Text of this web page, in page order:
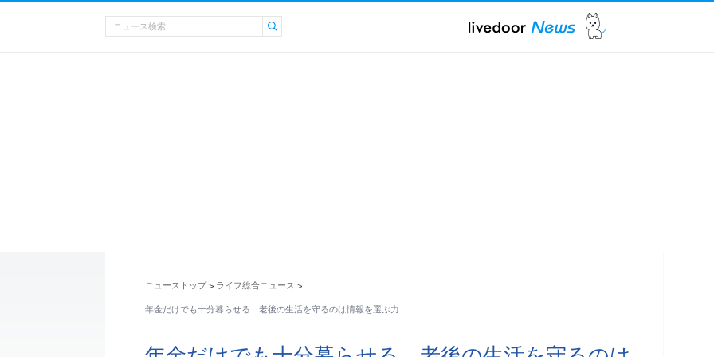
ニューストップ > ライフ総合ニュース >
年金だけでも十分暮らせる 老後の生活を守るのは情報を選ぶ力